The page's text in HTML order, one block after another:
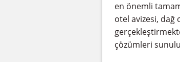
en önemli
otel avizesi, dağ
çözümleri